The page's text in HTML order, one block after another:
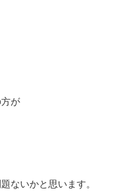
が
ないかと思います。